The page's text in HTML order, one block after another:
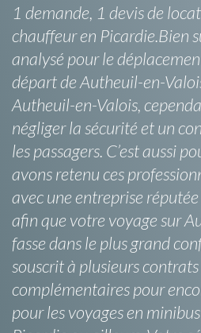
1 demande, 1 devis de
chauffeur en Picardie.Bien
analysé pour le
départ de Autheuil-en-
Autheuil-en-Valois,
négliger la sécurité et un
les passagers. C’est aussi
avons retenu ces
avec une entreprise
afin que votre voyage sur
fasse dans le plus grand
souscrit à plusieurs
complémentaires pour
pour les voyages en